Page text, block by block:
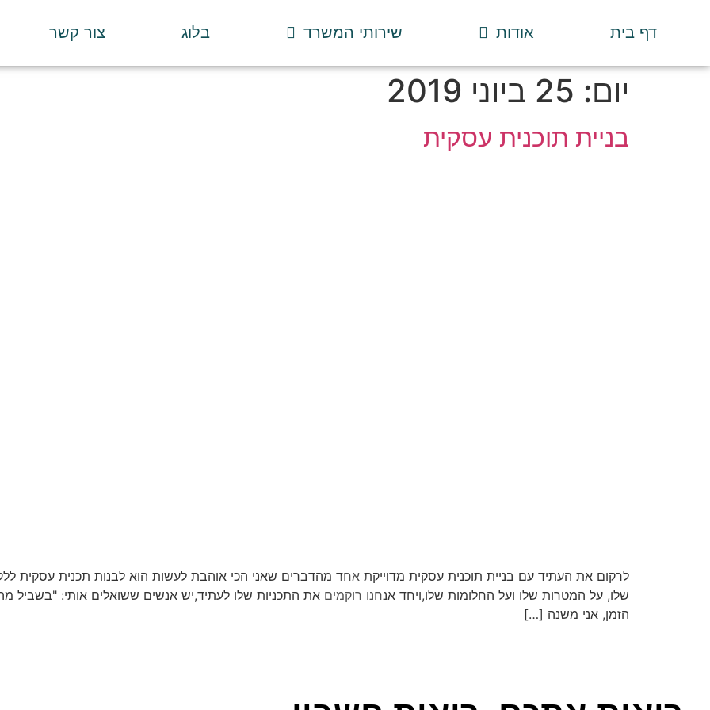
דף בית אודות שירותי המשרד בלוג צור קשר
יום: 25 ביוני 2019
בניית תוכנית עסקית
לרקום את העתיד עם בניית תוכנית עסקית מדוייקת אחד מהדברים שאני הכי אוהבת לעשות הוא לבנות תכנית עסקית
שלו, על המטרות שלו ועל החלומות שלו,ויחד אנחנו רוקמים את התכניות שלו לעתיד,יש אנשים ששואלים אותי: "בשביל
הזמן, אני משנה […]